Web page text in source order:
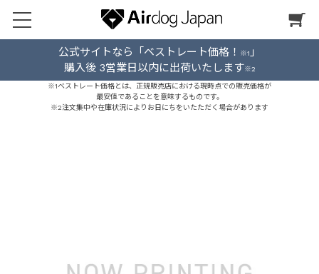
公式サイトなら「ベストレート価格！ ※1 」
購入後 3営業日以内に出荷いたします※2
※1ベストレート価格とは、正規販売店における現時点での販売価格が
最安値であることを意味するものです。
※2注文集中や在庫状況によりお日にちをいたただく場合があります